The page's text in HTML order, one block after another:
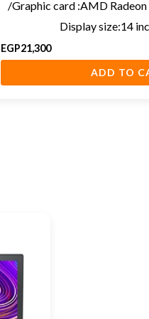
/Graphic card :AMD
Display size:14
EGP21,300
ADD TO